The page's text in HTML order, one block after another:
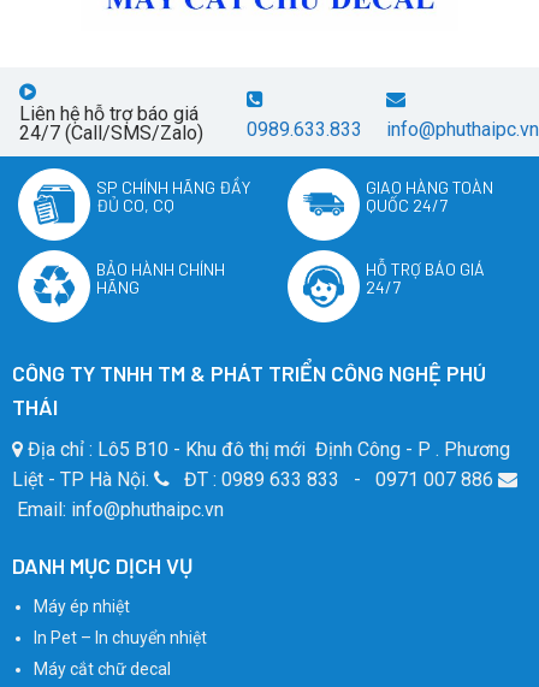
Liên hệ hỗ trợ báo giá
24/7 (Call/SMS/Zalo)
0989.633.833 info@phuthaipc.vn
SP CHÍNH HÃNG ĐẦY
ĐỦ CO, CQ
GIAO HÀNG TOÀN
QUỐC 24/7
BẢO HÀNH CHÍNH
HÃNG
HỖ TRỢ BÁO GIÁ
24/7
CÔNG TY TNHH TM & PHÁT TRIỂN CÔNG NGHỆ PHÚ
THÁI
Địa chỉ : Lô5 B10 - Khu đô thị mới Định Công - P . Phương
Liệt - TP Hà Nội.
ĐT : 0989 633 833 - 0971 007 886
Email: info@phuthaipc.vn
DANH MỤC DỊCH VỤ
Máy ép nhiệt
In Pet – In chuyển nhiệt
Máy cắt chữ decal